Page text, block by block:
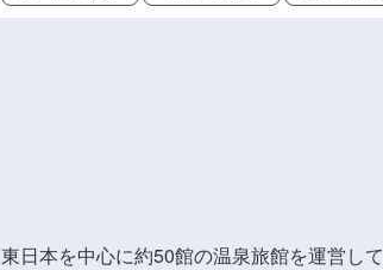
東日本を中心に約50館の温泉旅館を運営し